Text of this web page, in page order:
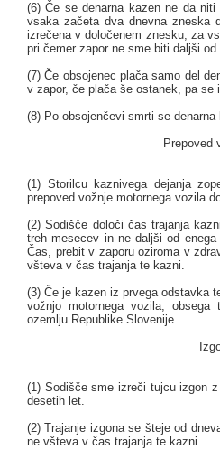
(6) Če se denarna kazen ne da
vsaka začeta dva dnevna zneska
izrečena v določenem znesku, za
pri čemer zapor ne sme biti daljši
(7) Če obsojenec plača samo del
v zapor, če plača še ostanek, pa se
(8) Po obsojenčevi smrti se
Prepoved
(1) Storilcu kaznivega dejanja
prepoved vožnje motornega vozila
(2) Sodišče določi čas trajanja
treh mesecev in ne daljši od
Čas, prebit v zaporu oziroma v
všteva v čas trajanja te kazni.
(3) Če je kazen iz prvega odstavka
vožnjo motornega vozila,
ozemlju Republike Slovenije.
(1) Sodišče sme izreči tujcu izgon
desetih let.
(2) Trajanje izgona se šteje od
ne všteva v čas trajanja te kazni.